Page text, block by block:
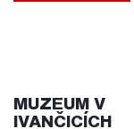
MUZEUM V
IVANČICÍCH